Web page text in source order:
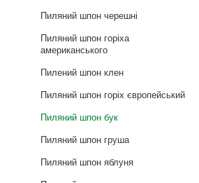
Пиляний шпон черешні
Пиляний шпон горіха
американського
Пилений шпон клен
Пиляний шпон горіх європейський
Пиляний шпон бук
Пиляний шпон груша
Пиляний шпон яблуня